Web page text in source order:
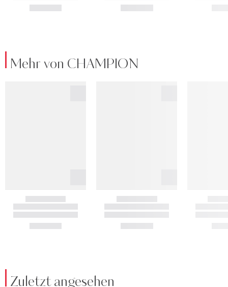
Mehr von CHAMPION
Zuletzt angesehen